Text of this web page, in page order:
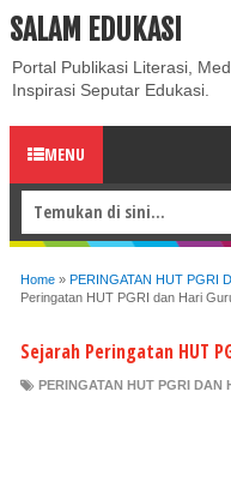
ABOUT CONTACT US
SALAM EDUKASI
Portal Publikasi Literasi,
Inspirasi Seputar Edukasi.
MENU
Home » PERINGATAN HUT PGRI
Peringatan HUT PGRI dan Hari
Sejarah Peringatan HUT
PERINGATAN HUT PGRI DAN